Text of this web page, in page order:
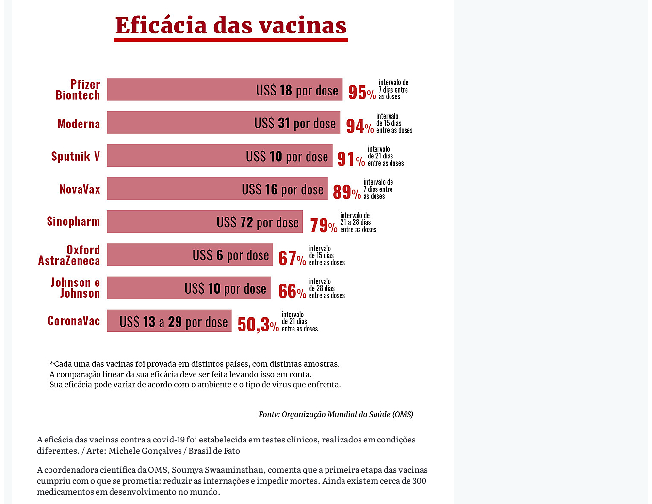
A eficácia das vacinas contra a covid-19 foi estabelecida em testes clínicos, realizados em condições
diferentes. / Arte: Michele Gonçalves / Brasil de Fato
A coordenadora científica da OMS, Soumya Swaaminathan, comenta que a primeira etapa das vacinas
cumpriu com o que se prometia: reduzir as internações e impedir mortes. Ainda existem cerca de 300
medicamentos em desenvolvimento no mundo.